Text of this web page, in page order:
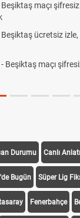
maçı
ücretsiz
Beşiktaş maçı
Durumu Canlı
Bugün Süper Lig
Fenerbahçe